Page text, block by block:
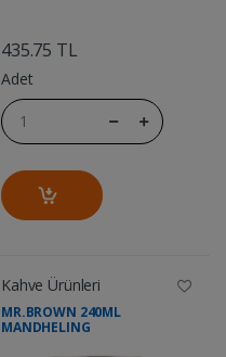
435.75 TL
Adet
Kahve Ürünleri
MR.BROWN 240ML
MANDHELING